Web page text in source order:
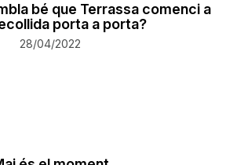
bé que Terrassa comenci a
porta a porta?
28/04/2022